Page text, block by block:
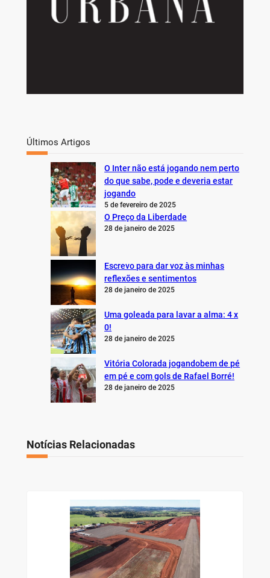
Últimos Artigos
O Inter não está jogando nem perto
do que sabe, pode e deveria estar
jogando
5 de fevereiro de 2025
O Preço da Liberdade
28 de janeiro de 2025
Escrevo para dar voz às minhas
reflexões e sentimentos
28 de janeiro de 2025
Uma goleada para lavar a alma: 4 x
0!
28 de janeiro de 2025
Vitória Colorada jogandobem de pé
em pé e com gols de Rafael Borré!
28 de janeiro de 2025
Notícias Relacionadas